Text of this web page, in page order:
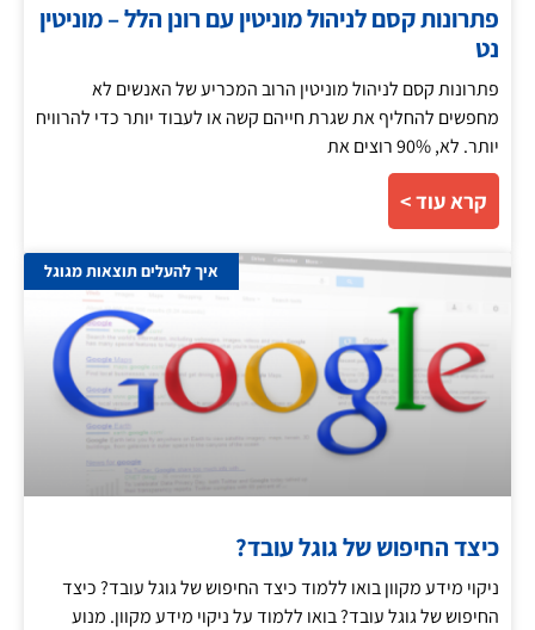
פתרונות קסם לניהול מוניטין עם רונן הלל – מוניטין
נט
פתרונות קסם לניהול מוניטין הרוב המכריע של האנשים לא
מחפשים להחליף את שגרת חייהם קשה או לעבוד יותר כדי להרוויח
יותר. לא, 90% רוצים את
קרא עוד >
איך להעלים תוצאות מגוגל
כיצד החיפוש של גוגל עובד?
ניקוי מידע מקוון בואו ללמוד כיצד החיפוש של גוגל עובד? כיצד
החיפוש של גוגל עובד? בואו ללמוד על ניקוי מידע מקוון. מנוע